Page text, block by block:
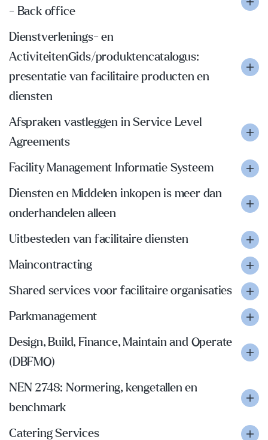
- Back office
Dienstverlenings- en
ActiviteitenGids/produktencatalogus:
presentatie van facilitaire producten en
diensten
Afspraken vastleggen in Service Level
Agreements
Facility Management Informatie Systeem
Diensten en Middelen inkopen is meer dan
onderhandelen alleen
Uitbesteden van facilitaire diensten
Maincontracting
Shared services voor facilitaire organisaties
Parkmanagement
Design, Build, Finance, Maintain and Operate
(DBFMO)
NEN 2748: Normering, kengetallen en
benchmark
Catering Services